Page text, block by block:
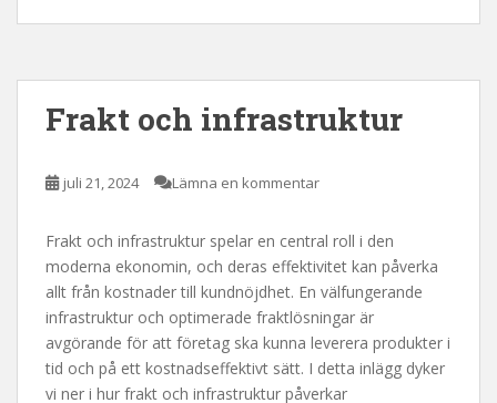
Frakt och infrastruktur
juli 21, 2024 Lämna en kommentar
Frakt och infrastruktur spelar en central roll i den
moderna ekonomin, och deras effektivitet kan påverka
allt från kostnader till kundnöjdhet. En välfungerande
infrastruktur och optimerade fraktlösningar är
avgörande för att företag ska kunna leverera produkter i
tid och på ett kostnadseffektivt sätt. I detta inlägg dyker
vi ner i hur frakt och infrastruktur påverkar